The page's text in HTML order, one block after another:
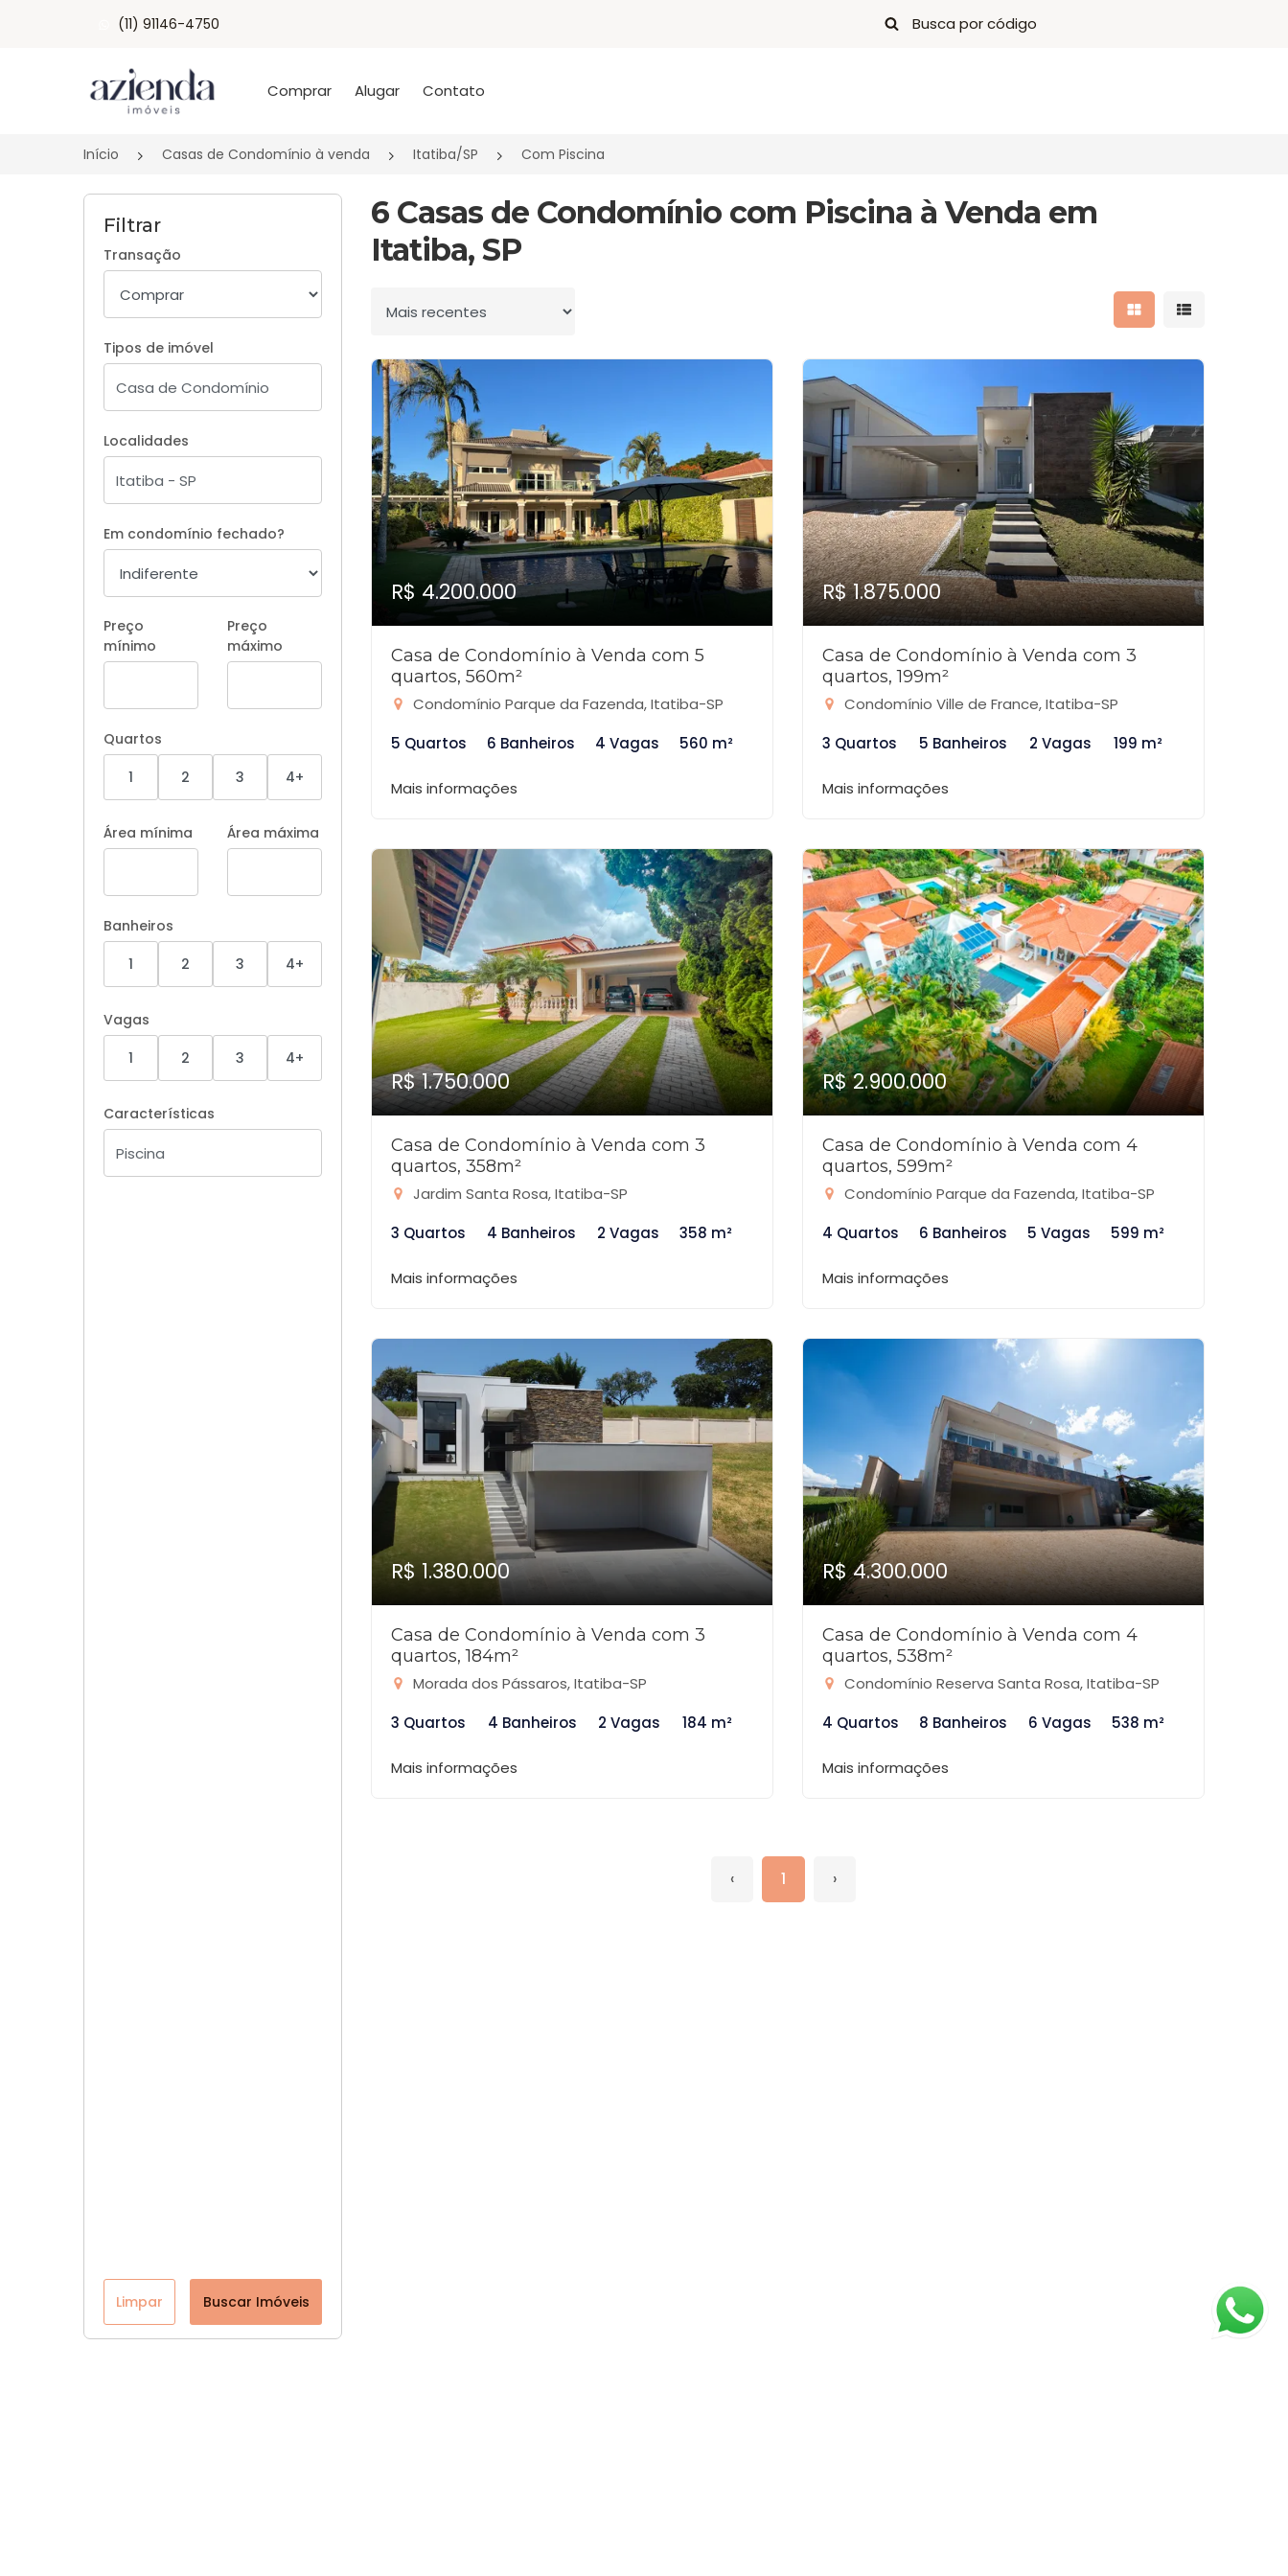
(11) 91146-4750
Página inicial
Comprar Alugar Contato
Início Casas de Condomínio à venda Itatiba/SP Com Piscina
Filtrar
Transação
Tipos de imóvel
Localidades
Em condomínio fechado?
Preço
mínimo
Preço
máximo
Quartos
1
2 3 4+
Área mínima Área máxima
Banheiros
1
2 3 4+
Vagas
1
2 3 4+
Características
Limpar Buscar Imóveis
6 Casas de Condomínio com Piscina à Venda em
Itatiba, SP
Ordenar por Mostrar resultados
Mostrar
R$ 4.200.000
Casa de Condomínio à Venda com 5
quartos, 560m²
Condomínio Parque da Fazenda, Itatiba-SP
5 Quartos
6 Banheiros 4 Vagas 560 m²
Mais informações
R$ 1.875.000
Casa de Condomínio à Venda com 3
quartos, 199m²
Condomínio Ville de France, Itatiba-SP
3 Quartos
5 Banheiros 2 Vagas 199 m²
Mais informações
R$ 1.750.000
Casa de Condomínio à Venda com 3
quartos, 358m²
Jardim Santa Rosa, Itatiba-SP
3 Quartos
4 Banheiros 2 Vagas 358 m²
Mais informações
R$ 2.900.000
Casa de Condomínio à Venda com 4
quartos, 599m²
Condomínio Parque da Fazenda, Itatiba-SP
4 Quartos
6 Banheiros 5 Vagas 599 m²
Mais informações
R$ 1.380.000
Casa de Condomínio à Venda com 3
quartos, 184m²
Morada dos Pássaros, Itatiba-SP
3 Quartos
4 Banheiros 2 Vagas 184 m²
Mais informações
R$ 4.300.000
Casa de Condomínio à Venda com 4
quartos, 538m²
Condomínio Reserva Santa Rosa, Itatiba-SP
4 Quartos
8 Banheiros 6 Vagas 538 m²
Mais informações
‹ 1 ›